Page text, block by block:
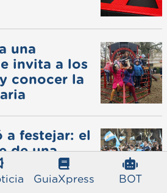
GuiaXpress BOT
una
invita a los
conocer la
festejar: el
de una
mucho